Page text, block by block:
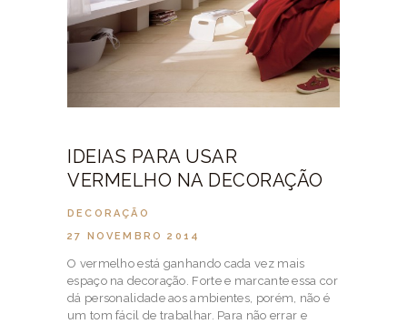
IDEIAS PARA USAR
VERMELHO NA DECORAÇÃO
DECORAÇÃO
27 NOVEMBRO 2014
O vermelho está ganhando cada vez mais
espaço na decoração. Forte e marcante essa cor
dá personalidade aos ambientes, porém, não é
um tom fácil de trabalhar. Para não errar e